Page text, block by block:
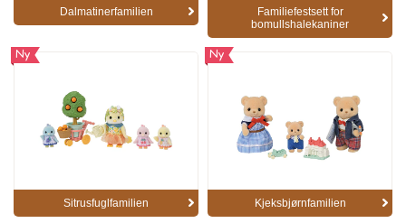
Dalmatinerfamilien
Familiefestsett for
bomullshalekaniner
Ny
Sitrusfuglfamilien
Ny
Kjeksbjørnfamilien